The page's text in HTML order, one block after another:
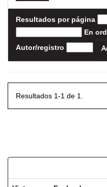
Resultados por página
En
Autor/registro
Resultados 1-1 de 1.